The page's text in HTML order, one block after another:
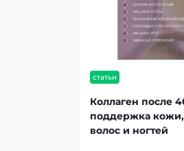
статьи
Коллаген после
поддержка кожи,
волос и ногтей